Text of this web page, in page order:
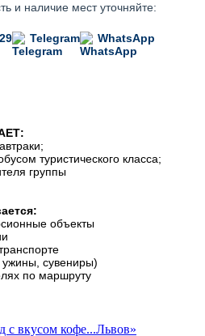
и наличие мест уточняйте:
Telegram WhatsApp
туристического класса;
группы
объекты
сувениры)
по маршруту